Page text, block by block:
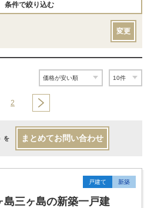
条件で絞り込む
変更
2
を まとめてお問い合わせ
戸建て 新築
三ヶ島の新築一戸建